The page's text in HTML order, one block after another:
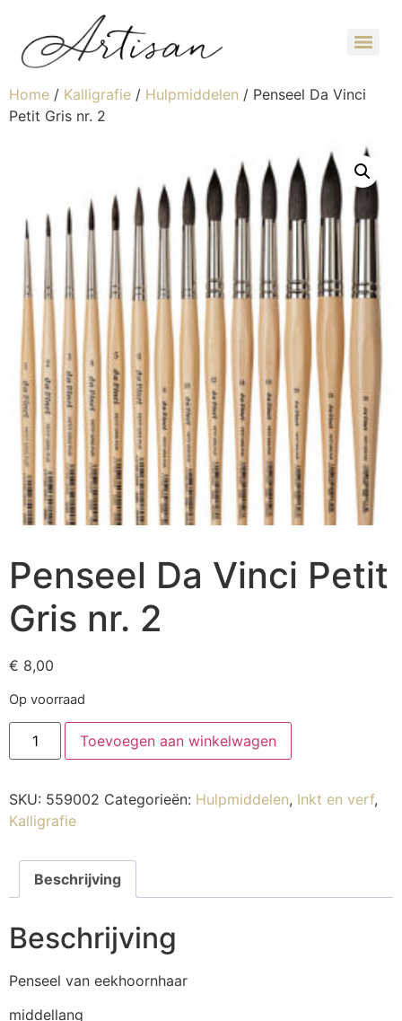
Home / Kalligrafie / Hulpmiddelen / Penseel Da Vinci
Petit Gris nr. 2
Penseel Da Vinci Petit
Gris nr. 2
€ 8,00
Op voorraad
Toevoegen aan winkelwagen
SKU: 559002 Categorieën: Hulpmiddelen, Inkt en verf,
Kalligrafie
Beschrijving
Beschrijving
Penseel van eekhoornhaar
middellang